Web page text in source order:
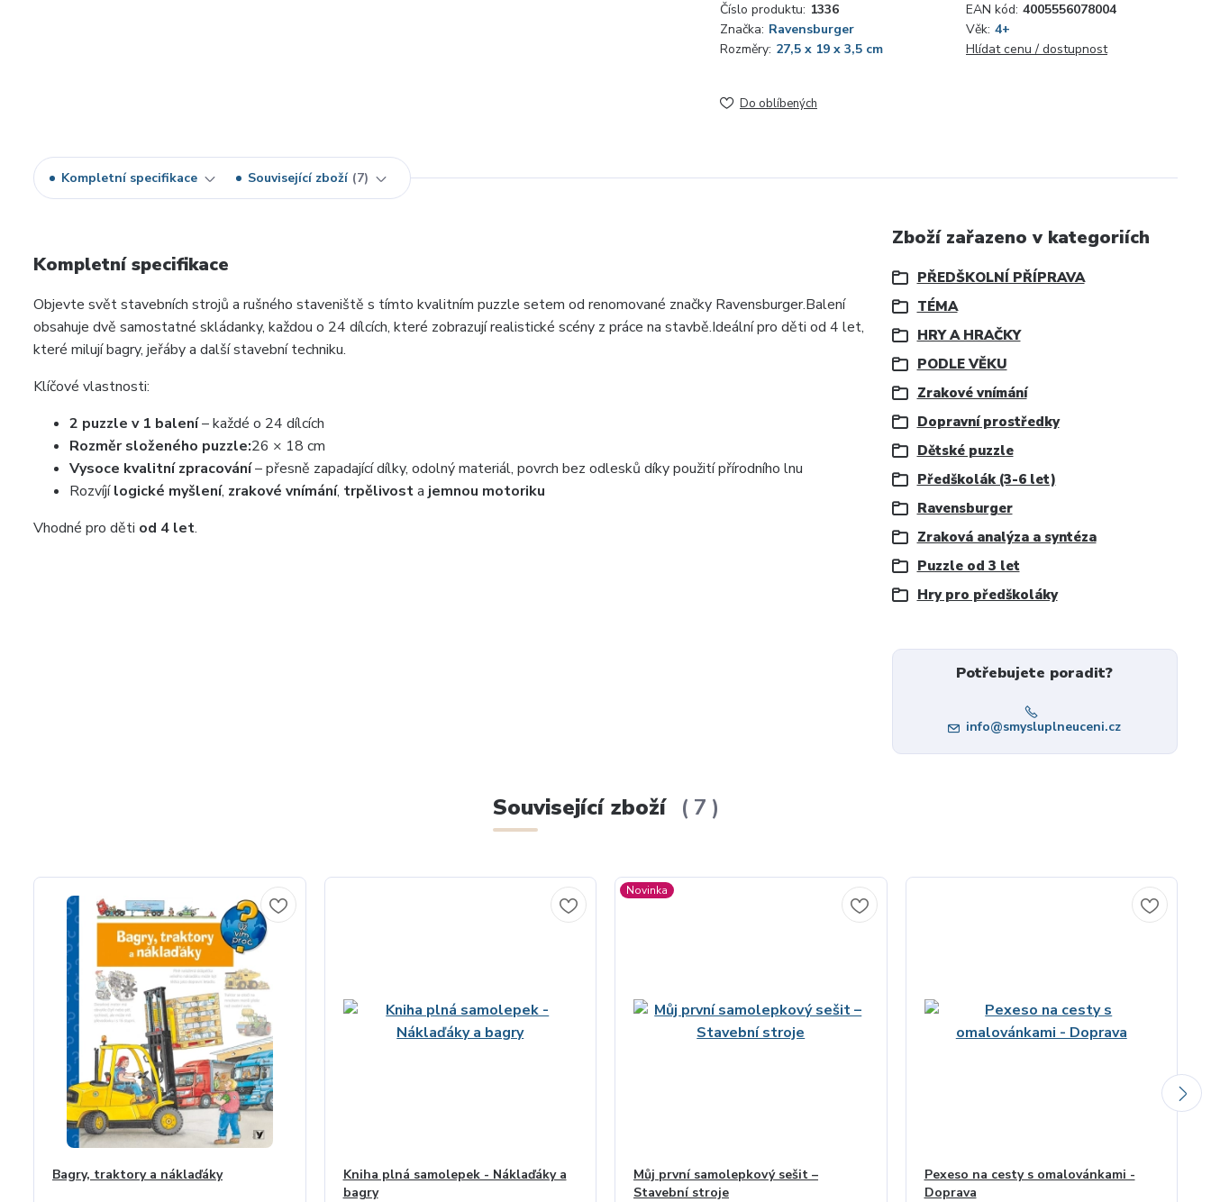
Číslo produktu: 1336 EAN kód: 4005556078004
Značka: Ravensburger Věk: 4+
Rozměry: 27,5 x 19 x 3,5 cm Hlídat cenu / dostupnost
Do oblíbených
Kompletní specifikace Související zboží 7
Kompletní specifikace
Objevte svět stavebních strojů a rušného staveniště s tímto kvalitním puzzle setem od renomované značky Ravensburger.Balení
obsahuje dvě samostatné skládanky, každou o 24 dílcích, které zobrazují realistické scény z práce na stavbě.Ideální pro děti od 4 let,
které milují bagry, jeřáby a další stavební techniku.
Klíčové vlastnosti:
2 puzzle v 1 balení–každé o 24 dílcích
Rozměr složeného puzzle:26 × 18 cm
Vysoce kvalitní zpracování–přesně zapadající dílky, odolný materiál, povrch bez odlesků díky použití přírodního lnu
Rozvíjílogické myšlení, zrakové vnímání, trpělivosta jemnou motoriku
Vhodné pro děti od 4 let.
Zboží zařazeno v kategoriích
PŘEDŠKOLNÍ PŘÍPRAVA
TÉMA
HRY A HRAČKY
PODLE VĚKU
Zrakové vnímání
Dopravní prostředky
Dětské puzzle
Předškolák (3-6 let)
Ravensburger
Zraková analýza a syntéza
Puzzle od 3 let
Hry pro předškoláky
Potřebujete poradit?
info@smysluplneuceni.cz
Související zboží 7
Bagry, traktory a náklaďáky
Kniha plná samolepek - Náklaďáky a
bagry
Novinka
Můj první samolepkový sešit –
Stavební stroje
Pexeso na cesty s omalovánkami -
Doprava